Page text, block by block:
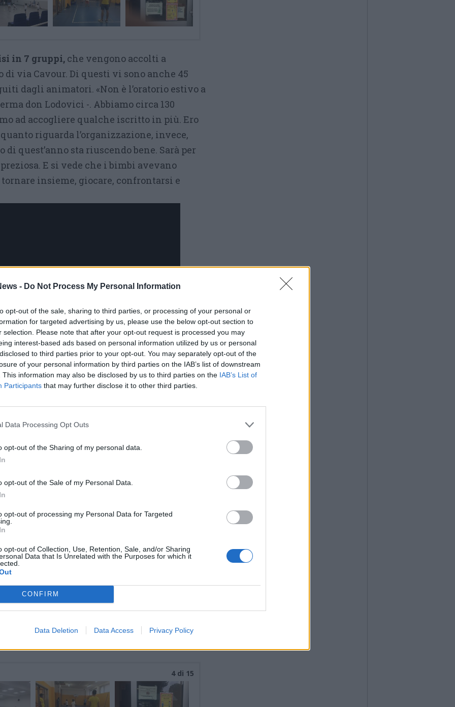
- Do Not Process My Personal Information
opt-out of the sale, sharing to third parties, or processing of your personal or
for targeted advertising by us, please use the below opt-out section to
selection. Please note that after your opt-out request is processed you may
interest-based ads based on personal information utilized by us or personal
to third parties prior to your opt-out. You may separately opt-out of the
of your personal information by third parties on the IAB’s list of downstream
This information may also be disclosed by us to third parties on the IAB’s List of
Participants that may further disclose it to other third parties.
Data Processing Opt Outs
opt-out of the Sharing of my personal data.
opt-out of the Sale of my Personal Data.
opt-out of processing my Personal Data for Targeted
opt-out of Collection, Use, Retention, Sale, and/or Sharing
Data that Is Unrelated with the Purposes for which it
CONFIRM
Data Deletion Data Access Privacy Policy
in 7 gruppi, che vengono accolti a
via Cavour. Di questi vi sono anche 45
dagli animatori. «Non è l’oratorio estivo a
don Lodovici -. Abbiamo circa 130
ad accogliere qualche iscritto in più. Ero
riguarda l’organizzazione, invece,
di quest’anno sta riuscendo bene. Sarà per
E si vede che i bimbi avevano
insieme, giocare, confrontarsi e
Via Confalonieri, 5
Castronno
di
abbiamo a cuore l'informazione del nostro
sempre in prima linea per informarvi in modo
4 di 15